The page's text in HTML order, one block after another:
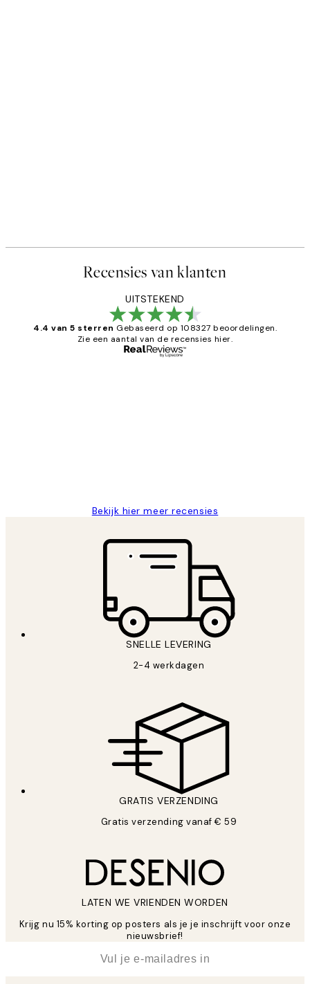
Recensies van klanten
UITSTEKEND
4.4 van 5 sterren Gebaseerd op 108327 beoordelingen.
Zie een aantal van de recensies hier.
Bekijk hier meer recensies
SNELLE LEVERING
2-4 werkdagen
GRATIS VERZENDING
Gratis verzending vanaf € 59
LATEN WE VRIENDEN WORDEN
Krijg nu 15% korting op posters als je je inschrijft voor onze
nieuwsbrief!